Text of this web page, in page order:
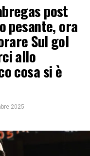
post
pesante, ora
Sul gol
allo
cosa si è
2025